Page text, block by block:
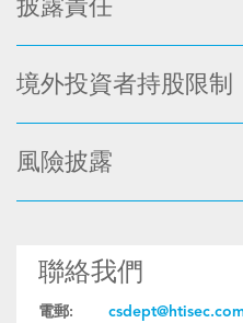
披露責任
境外投資者持股限制
風險披露
聯絡我們
電郵: